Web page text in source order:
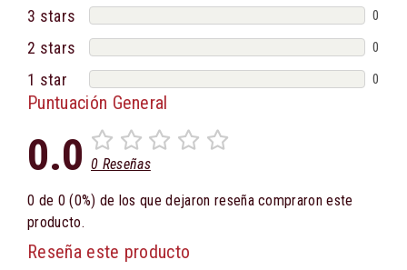
3 stars 0
2 stars 0
1 star 0
Puntuación General
0.0 0 Reseñas
0 de 0 (0%) de los que dejaron reseña compraron este
producto.
Reseña este producto